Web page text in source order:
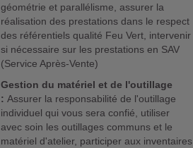
géométrie et parallélisme, assurer la
réalisation des prestations dans le respect
des référentiels qualité Feu Vert, intervenir
si nécessaire sur les prestations en SAV
(Service Après-Vente)
Gestion du matériel et de l'outillage
:Assurer la responsabilité de l'outillage
individuel qui vous sera confié, utiliser
avec soin les outillages communs et le
matériel d'atelier, participer aux inventaires